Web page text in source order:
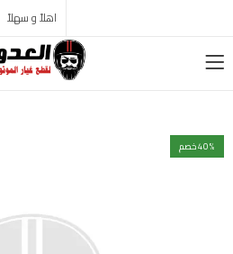
اهلاً و سهلاً
40% خصم